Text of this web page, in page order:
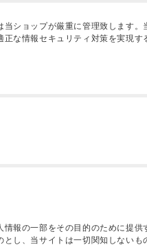
ショップが厳重に管理致します
な情報セキュリティ対策を実現
報の一部をその目的のために提供
し、当サイトは一切関知しないも